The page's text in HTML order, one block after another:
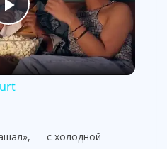
P
l
— с холодной